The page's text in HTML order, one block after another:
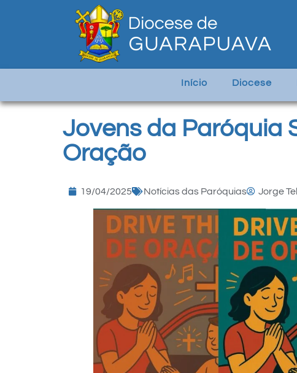
Início Diocese
Jovens da Paróquia
Oração
19/04/2025 Notícias das Paróquias Jorge